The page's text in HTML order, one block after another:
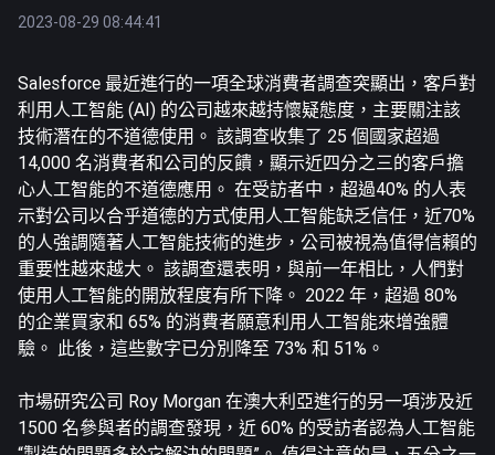
2023-08-29 08:44:41
Salesforce 最近進行的一項全球消費者調查突顯出，客戶對
利用人工智能 (AI) 的公司越來越持懷疑態度，主要關注該
技術潛在的不道德使用。 該調查收集了 25 個國家超過
14,000 名消費者和公司的反饋，顯示近四分之三的客戶擔
心人工智能的不道德應用。 在受訪者中，超過40% 的人表
示對公司以合乎道德的方式使用人工智能缺乏信任，近70%
的人強調隨著人工智能技術的進步，公司被視為值得信賴的
重要性越來越大。 該調查還表明，與前一年相比，人們對
使用人工智能的開放程度有所下降。 2022 年，超過 80%
的企業買家和 65% 的消費者願意利用人工智能來增強體
驗。 此後，這些數字已分別降至 73% 和 51%。
市場研究公司 Roy Morgan 在澳大利亞進行的另一項涉及近
1500 名參與者的調查發現，近 60% 的受訪者認為人工智能